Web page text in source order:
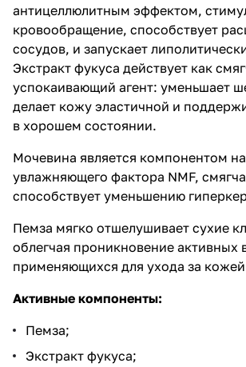
антицеллюлитным эффектом,
кровообращение, способствует
сосудов, и запускает
Экстракт фукуса действует как
успокаивающий агент: уменьшает
делает кожу эластичной и
в хорошем состоянии.
Мочевина является компонентом
увлажняющего фактора NMF,
способствует уменьшению
Пемза мягко отшелушивает сухие
облегчая проникновение активных
применяющихся для ухода за кожей
Активные компоненты:
Пемза;
Экстракт фукуса;